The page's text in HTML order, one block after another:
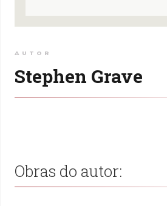
AUTOR
Stephen Grave
Obras do autor: